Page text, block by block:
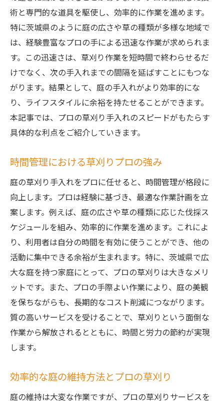
術と専門的な道具を駆使し、効率的に作業を進めます。
特に茨城県のように庭の広さや草の種類が多様な地域で
は、経験豊富なプロの手による迅速な作業が求められま
す。この迅速さは、草刈り作業を短時間で終わらせるだ
けでなく、次の手入れまでの間隔を延ばすことにもつな
がります。結果として、庭の手入れがより効率的にな
り、ライフスタイルに余裕を持たせることができます。
本記事では、プロの草刈り手入れのスピードがもたらす
具体的な利点をご紹介していきます。
時間管理における草刈りプロの強み
庭の草刈り手入れをプロに任せると、時間管理が格段に
向上します。プロは経験に基づき、最適な作業計画を立
案します。例えば、庭の広さや草の種類に応じた伐採ス
ケジュールを組み、効率的に作業を進めます。これによ
り、利用者は自分の時間を有効に使うことができ、他の
活動に集中できる余裕が生まれます。特に、茨城県で広
大な庭を持つ家庭にとって、プロの草刈りは大きなメリ
ットです。また、プロの手際よい作業により、庭の美観
を保ちながらも、長期的なコスト削減につながります。
質の高いサービスを受けることで、草刈りという面倒な
作業から解放されるとともに、時間と労力の節約が実現
します。
効率的な庭の維持方法とプロの草刈り
庭の維持は大変な作業ですが、プロの草刈りサービスを